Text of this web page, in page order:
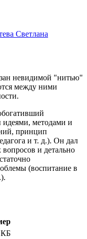
Светлана
невидимой "нитью"
между ними
идеями, методами и
принцип
и т. д.). Он дал
вопросов и детально
(воспитание в
КБ